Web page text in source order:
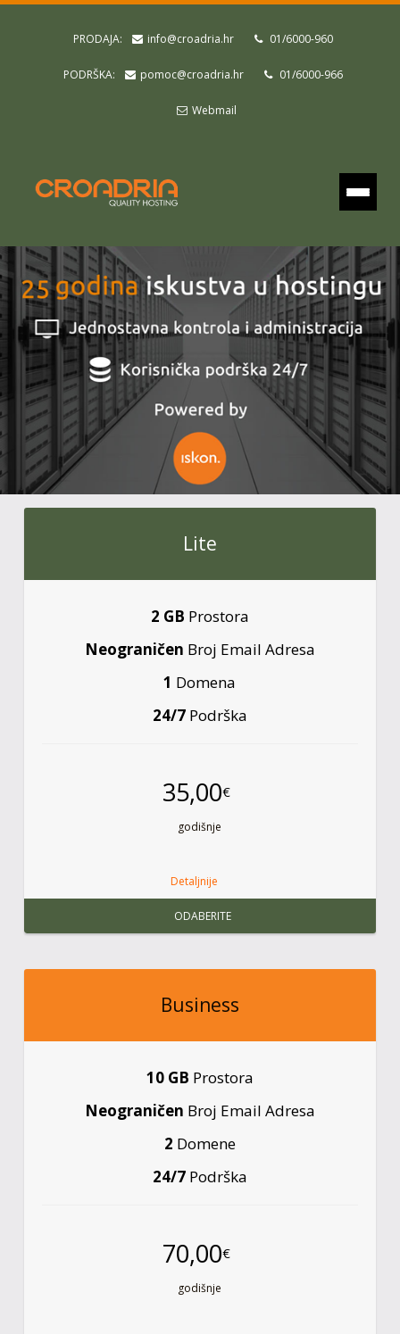
PRODAJA: info@croadria.hr 01/6000-960
PODRŠKA: pomoc@croadria.hr 01/6000-966
Webmail
Lite
2 GB Prostora
Neograničen Broj Email Adresa
1 Domena
24/7Podrška
35,00
€
godišnje
Detaljnije
ODABERITE
Business
10 GB Prostora
Neograničen Broj Email Adresa
2 Domene
24/7Podrška
70,00
€
godišnje